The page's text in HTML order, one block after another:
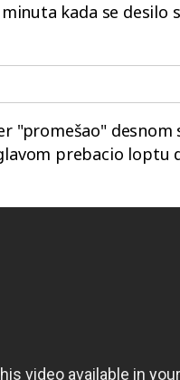
kada se desilo
"promešao" desnom
prebacio loptu